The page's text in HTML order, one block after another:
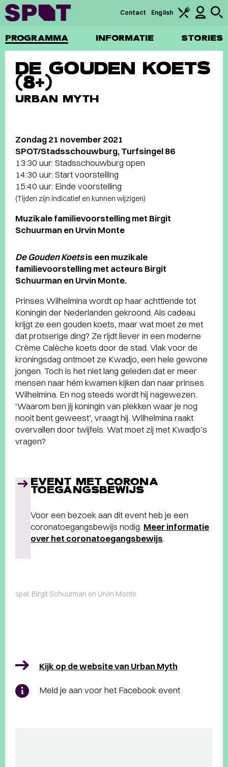
PROGRAMMA INFORMATIE STORIES
Contact English
DE GOUDEN KOETS
(8+)
URBAN MYTH
Zondag 21 november 2021
SPOT/Stadsschouwburg, Turfsingel 86
13:30 uur: Stadsschouwburg open
14:30 uur: Start voorstelling
15:40 uur: Einde voorstelling
(Tijden zijn indicatief en kunnen wijzigen)
Muzikale familievoorstelling met Birgit
Schuurman en Urvin Monte
De Gouden Koetsis een muzikale
familievoorstelling met acteurs Birgit
Schuurman en Urvin Monte.
Prinses Wilhelmina wordt op haar achttiende tot
Koningin der Nederlanden gekroond. Als cadeau
krijgt ze een gouden koets, maar wat moet ze met
dat protserige ding? Ze rijdt liever in een moderne
Crème Calèche koets door de stad. Vlak voor de
kroningsdag ontmoet ze Kwadjo, een hele gewone
jongen. Toch is het niet lang geleden dat er meer
mensen naar hém kwamen kijken dan naar prinses
Wilhelmina. En nog steeds wordt hij nagewezen.
‘Waarom ben jij koningin van plekken waar je nog
nooit bent geweest’, vraagt hij. Wilhelmina raakt
overvallen door twijfels. Wat moet zij met Kwadjo’s
vragen?
EVENT MET CORONA
TOEGANGSBEWIJS
Voor een bezoek aan dit event heb je een
coronatoegangsbewijs nodig. Meer informatie
over het coronatoegangsbewijs
spel: Birgit Schuurman en Urvin Monte
Kijk op de website van Urban Myth
Meld je aan voor het Facebook event